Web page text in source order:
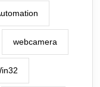
webcamera